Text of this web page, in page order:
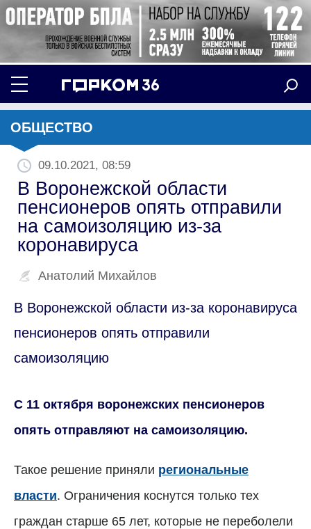
ОБЩЕСТВО
09.10.2021, 08:59
В Воронежской области
пенсионеров опять отправили
на самоизоляцию из-за
коронавируса
Анатолий Михайлов
В Воронежской области из-за коронавируса
пенсионеров опять отправили
самоизоляцию
С 11 октября воронежских пенсионеров
опять отправляют на самоизоляцию.
Такое решение приняли региональные
власти. Ограничения коснутся только тех
граждан старше 65 лет, которые не переболели